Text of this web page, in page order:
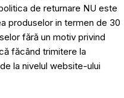
de returnare NU este
produselor in termen de 30
fără un motiv privind
făcând trimitere la
la nivelul website-ului